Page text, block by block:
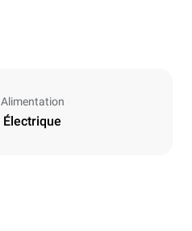
Alimentation
Électrique